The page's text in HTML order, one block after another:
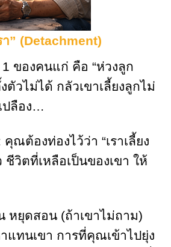
” (Detachment)
ของคนแก่ คือ “ห่วงลูก
ตัวไม่ได้ กลัวเขาเลี้ยงลูกไม่
ปลือง…
ณต้องท่องไว้ว่า “เราเลี้ยง
วิตที่เหลือเป็นของเขา ให้
หยุดสอน (ถ้าเขาไม่ถาม)
ทนเขา การที่คุณเข้าไปยุ่ง